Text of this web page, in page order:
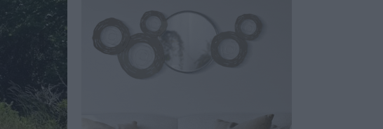
07/08/2026 06:44
Ο καιρός σήμερα Παρασκευή στην
Καλαμάτα